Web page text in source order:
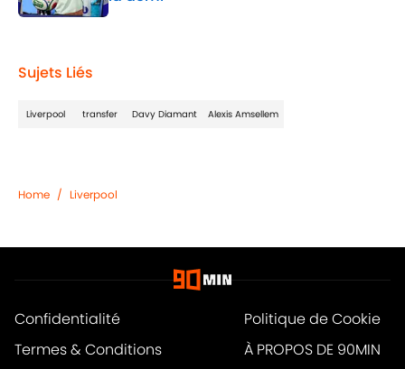
Published by on Invalid Date
Sujets Liés
Liverpool transfer Davy Diamant Alexis Amsellem
Home / Liverpool
Confidentialité
Politique de Cookie
Termes & Conditions
À PROPOS DE 90MIN